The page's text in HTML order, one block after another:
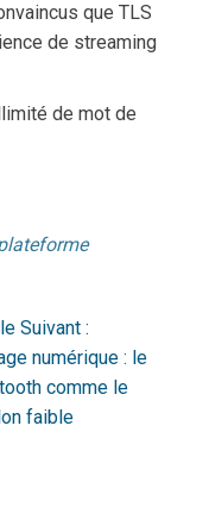
que TLS
de streaming
de mot de
Suivant :
numérique : le
comme le
faible